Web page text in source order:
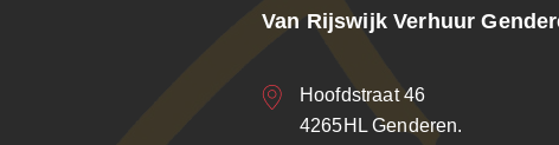
Van Rijswijk Verhuur
Hoofdstraat 46
4265HL Genderen.